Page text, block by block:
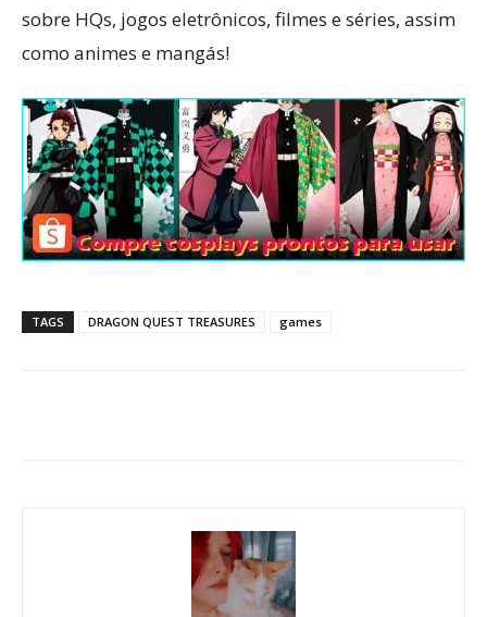
sobre HQs, jogos eletrônicos, filmes e séries, assim
como animes e mangás!
TAGS DRAGON QUEST TREASURES games